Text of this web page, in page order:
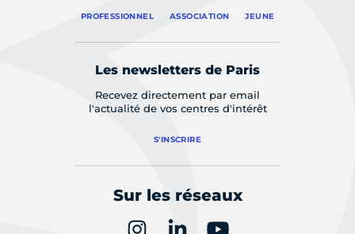
PROFESSIONNEL ASSOCIATION JEUNE
Les newsletters de Paris
Recevez directement par email
l'actualité de vos centres d'intérêt
S'INSCRIRE
Sur les réseaux